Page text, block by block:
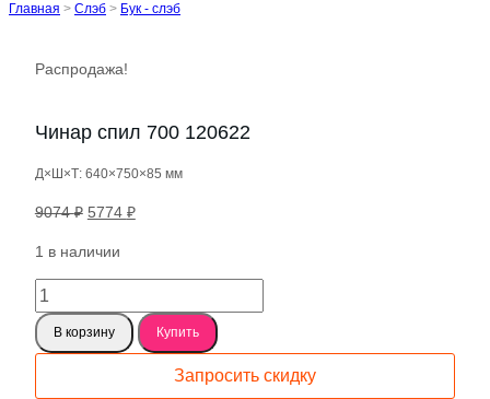
Главная > Слэб > Бук - слэб
Распродажа!
Чинар спил 700 120622
Д×Ш×Т: 640×750×85 мм
9074₽ Первоначальная
составляла
9074 ₽.
5774 ₽Текущая
1 в наличии
Количество
товара
Чинар
спил
В корзину Купить
Запросить скидку